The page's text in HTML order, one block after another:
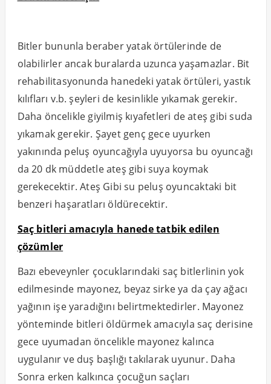
Bitler bununla beraber yatak örtülerinde de
olabilirler ancak buralarda uzunca yaşamazlar. Bit
rehabilitasyonunda hanedeki yatak örtüleri, yastık
kılıfları v.b. şeyleri de kesinlikle yıkamak gerekir.
Daha öncelikle giyilmiş kıyafetleri de ateş gibi suda
yıkamak gerekir. Şayet genç gece uyurken
yakınında peluş oyuncağıyla uyuyorsa bu oyuncağı
da 20 dk müddetle ateş gibi suya koymak
gerekecektir. Ateş Gibi su peluş oyuncaktaki bit
benzeri haşaratları öldürecektir.
Saç bitleri amacıyla hanede tatbik edilen
çözümler
Bazı ebeveynler çocuklarındaki saç bitlerlinin yok
edilmesinde mayonez, beyaz sirke ya da çay ağacı
yağının işe yaradığını belirtmektedirler. Mayonez
yönteminde bitleri öldürmek amacıyla saç derisine
gece uyumadan öncelikle mayonez kalınca
uygulanır ve duş başlığı takılarak uyunur. Daha
Sonra erken kalkınca çocuğun saçları